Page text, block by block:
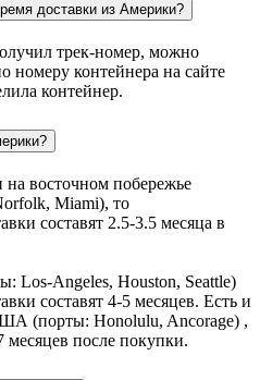
доставки из Америки?
трек-номер, можно
номеру контейнера на сайте
контейнер.
восточном побережье
Miami), то
составят 2.5-3.5 месяца в
Los-Angeles, Houston, Seattle)
составят 4-5 месяцев. Есть и
(порты: Honolulu, Ancorage) ,
месяцев после покупки.